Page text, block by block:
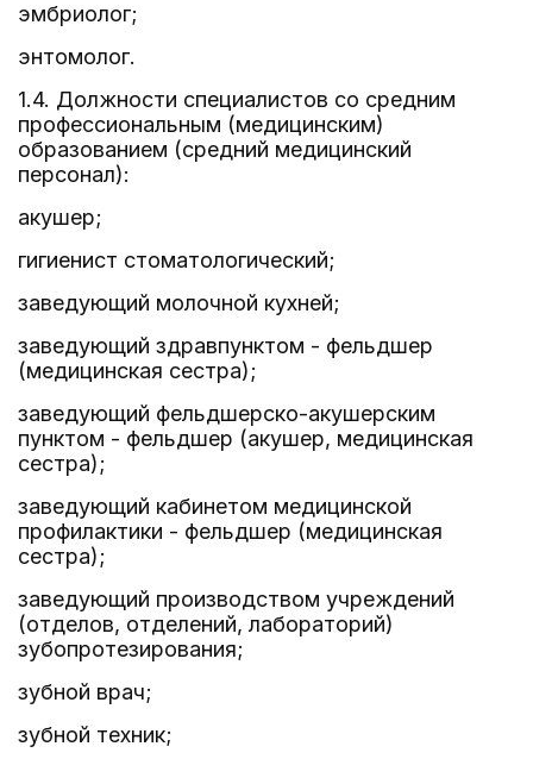
эмбриолог;
энтомолог.
1.4. Должности специалистов со средним
профессиональным (медицинским)
образованием (средний медицинский
персонал):
акушер;
гигиенист стоматологический;
заведующий молочной кухней;
заведующий здравпунктом - фельдшер
(медицинская сестра);
заведующий фельдшерско-акушерским
пунктом - фельдшер (акушер, медицинская
сестра);
заведующий кабинетом медицинской
профилактики - фельдшер (медицинская
сестра);
заведующий производством учреждений
(отделов, отделений, лабораторий)
зубопротезирования;
зубной врач;
зубной техник;